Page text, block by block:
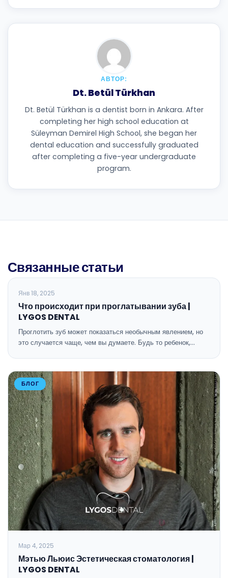
АВТОР:
Dt. Betül Türkhan
Dt. Betül Türkhan is a dentist born in Ankara. After
completing her high school education at
Süleyman Demirel High School, she began her
dental education and successfully graduated
after completing a five-year undergraduate
program.
Связанные статьи
БЛОГ
Янв 18, 2025
Что происходит при проглатывании зуба |
LYGOS DENTAL
Проглотить зуб может показаться необычным явлением, но
это случается чаще, чем вы думаете. Будь то ребенок,…
БЛОГ
Мар 4, 2025
Мэтью Льюис Эстетическая стоматология |
LYGOS DENTAL